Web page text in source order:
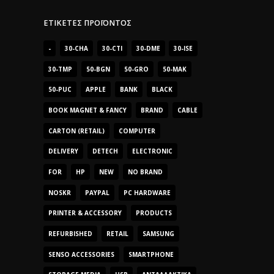
ΕΤΙΚΈΤΕΣ ΠΡΟΪΌΝΤΟΣ
- 30-CHA 30-CTI 30-DME 30-ISE
30-TMP 50-BGN 50-GRO 50-MAK
50-PUC APPLE BANK BLACK
BOOK MAGNET & FANCY BRAND CABLE
CARTON (RETAIL) COMPUTER
DELIVERY DETECH ELECTRONIC
FOR HP NEW NO BRAND
NOSKR PAYPAL PC HARDWARE
PRINTER & ACCESSORY PRODUCTS
REFURBISHED RETAIL SAMSUNG
SENSO ACCESSORIES SMARTPHONE